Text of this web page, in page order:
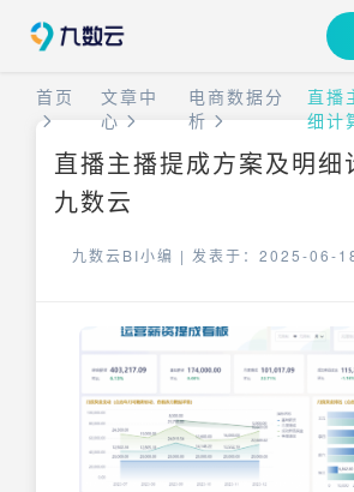
首页
文章中
心
电商数据分
析
直播
细计
直播主播提成方案及明
九数云
九数云BI小编 | 发表于：2025-06-